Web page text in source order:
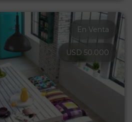
En Venta
USD 50.000